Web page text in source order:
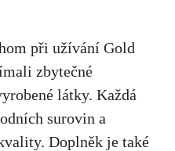
při užívání Gold
zbytečné
látky. Každá
surovin a
Doplněk je také